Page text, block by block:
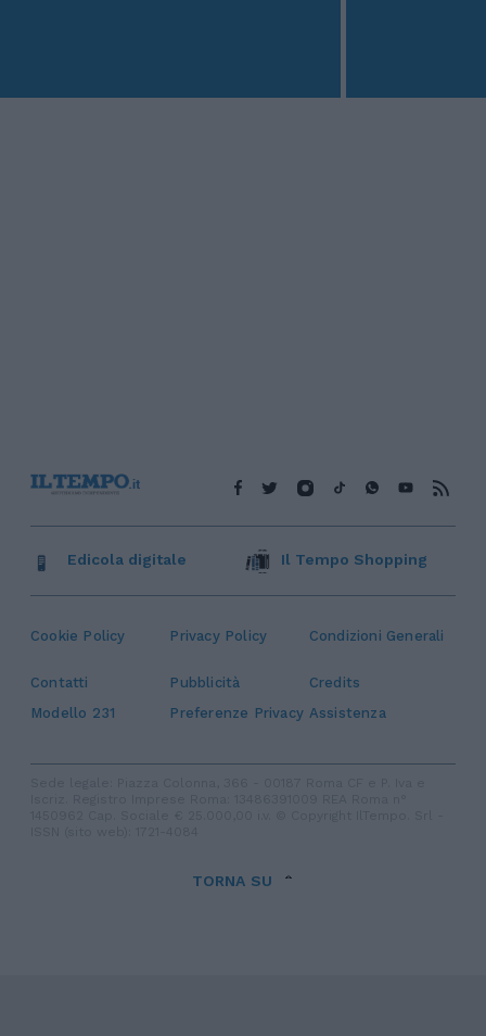
Cookie Policy Privacy Policy Condizioni Generali
Contatti Pubblicità
Credits
Modello 231
Preferenze Privacy Assistenza
Edicola digitale Il Tempo Shopping
TORNA SU